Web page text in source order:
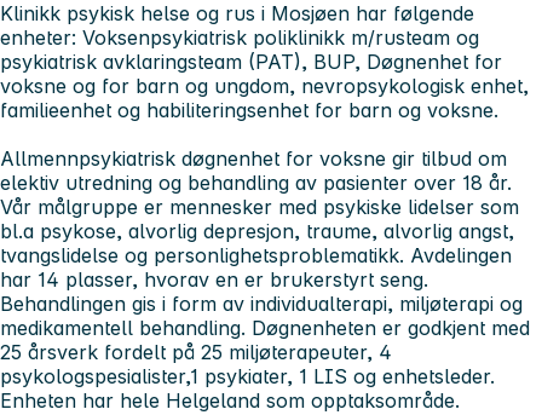
Klinikk psykisk helse og rus i Mosjøen har følgende
enheter: Voksenpsykiatrisk poliklinikk m/rusteam og
psykiatrisk avklaringsteam (PAT), BUP, Døgnenhet for
voksne og for barn og ungdom, nevropsykologisk enhet,
familieenhet og habiliteringsenhet for barn og voksne.
Allmennpsykiatrisk døgnenhet for voksne gir tilbud om
elektiv utredning og behandling av pasienter over 18 år.
Vår målgruppe er mennesker med psykiske lidelser som
bl.a psykose, alvorlig depresjon, traume, alvorlig angst,
tvangslidelse og personlighetsproblematikk. Avdelingen
har 14 plasser, hvorav en er brukerstyrt seng.
Behandlingen gis i form av individualterapi, miljøterapi og
medikamentell behandling. Døgnenheten er godkjent med
25 årsverk fordelt på 25 miljøterapeuter, 4
psykologspesialister,1 psykiater, 1 LIS og enhetsleder.
Enheten har hele Helgeland som opptaksområde.